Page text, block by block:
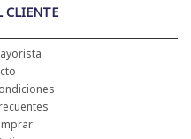
CLIENTE